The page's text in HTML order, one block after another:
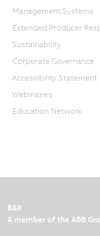
Management Systems
Extended Producer
Sustainability
Corporate Governance
Accessibility Statement
Webinaires
Education Network
B&R
A member of the ABB